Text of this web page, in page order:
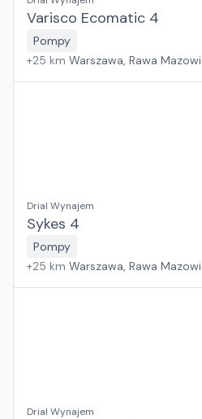
Varisco Ecomatic 4
Pompy
+25 km Warszawa, Rawa
Drial Wynajem
Sykes 4
Pompy
+25 km Warszawa, Rawa
Drial Wynajem